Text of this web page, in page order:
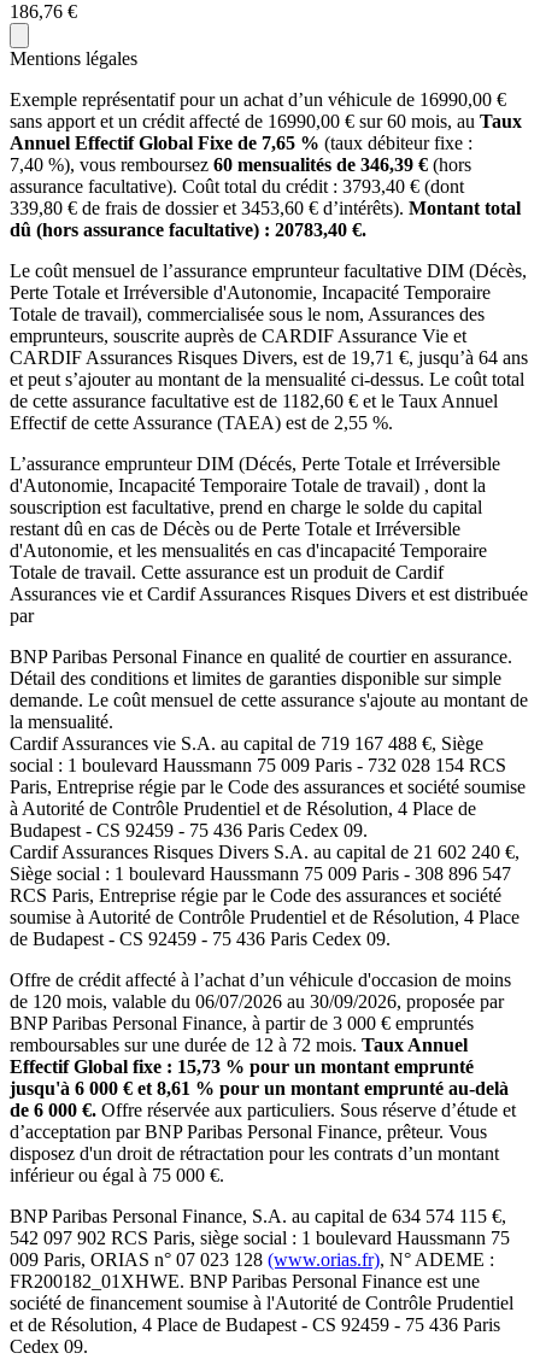
186,76 €
Mentions légales
Exemple représentatif pour un achat d’un véhicule de 16990,00 €
sans apport et un crédit affecté de 16990,00 € sur60 mois, au Taux
Annuel Effectif Global Fixe de 7,65 % (taux débiteur fixe :
7,40 %), vous remboursez 60 mensualités de 346,39 € (hors
assurance facultative). Coût total du crédit : 3793,40 € (dont
339,80 € de frais de dossier et 3453,60 € d’intérêts). Montant total
dû (hors assurance facultative) : 20783,40 €.
Le coût mensuel de l’assurance emprunteur facultative DIM (Décès,
Perte Totale et Irréversible d'Autonomie, Incapacité Temporaire
Totale de travail), commercialisée sous le nom, Assurances des
emprunteurs, souscrite auprès de CARDIF Assurance Vie et
CARDIF Assurances Risques Divers, est de 19,71 €, jusqu’à 64 ans
et peut s’ajouter au montant de la mensualité ci-dessus. Le coût total
de cette assurance facultative est de 1182,60 € et le Taux Annuel
Effectif de cette Assurance (TAEA) est de 2,55 %.
L’assurance emprunteurDIM (Décés, Perte Totale et Irréversible
d'Autonomie, Incapacité Temporaire Totale de travail) , dont la
souscription est facultative, prend en charge le solde du capital
restant dû en cas de Décès ou de Perte Totale et Irréversible
d'Autonomie, et les mensualités en cas d'incapacité Temporaire
Totale de travail. Cette assurance est un produit de Cardif
Assurances vie et Cardif Assurances Risques Divers et est distribuée
par
BNP Paribas Personal Finance en qualité de courtier en assurance.
Détail des conditions et limites de garanties disponible sur simple
demande. Le coût mensuel de cette assurance s'ajoute au montant de
la mensualité.
Cardif Assurances vie S.A. au capital de 719 167 488 €, Siège
social : 1 boulevard Haussmann 75 009 Paris - 732 028 154 RCS
Paris, Entreprise régie par le Code des assurances et société soumise
à Autorité de Contrôle Prudentiel et de Résolution, 4 Place de
Budapest - CS 92459 - 75 436 Paris Cedex 09.
Cardif Assurances Risques Divers S.A. au capital de 21 602 240 €,
Siège social : 1 boulevard Haussmann 75 009 Paris - 308 896 547
RCS Paris, Entreprise régie par le Code des assurances et société
soumise à Autorité de Contrôle Prudentiel et de Résolution, 4 Place
de Budapest - CS 92459 - 75 436 Paris Cedex 09.
Offre de crédit affecté à l’achat d’un véhicule d'occasion de moins
de 120 mois, valable du 06/07/2026 au 30/09/2026, proposée par
BNP Paribas Personal Finance, à partir de 3 000 € empruntés
remboursables sur une durée de 12 à 72 mois. Taux Annuel
Effectif Global fixe : 15,73 % pour un montant emprunté
jusqu'à 6 000 € et 8,61 % pour un montant emprunté au-delà
de 6 000 €. Offre réservée aux particuliers. Sous réserve d’étude et
d’acceptation parBNP Paribas Personal Finance, prêteur. Vous
disposez d'un droit de rétractation pour les contrats d’un montant
inférieur ou égal à 75 000 €.
BNP Paribas Personal Finance, S.A. au capital de 634 574 115 €,
542 097 902 RCS Paris, siège social : 1 boulevard Haussmann 75
009 Paris, ORIAS n° 07 023 128 (www.orias.fr), N° ADEME :
FR200182_01XHWE. BNP Paribas Personal Finance est une
société de financement soumise à l'Autorité de Contrôle Prudentiel
et de Résolution, 4 Place de Budapest - CS 92459 - 75 436 Paris
Cedex 09.